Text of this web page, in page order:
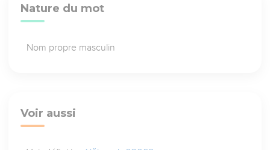
Nature du mot
Nom propre masculin
Voir aussi